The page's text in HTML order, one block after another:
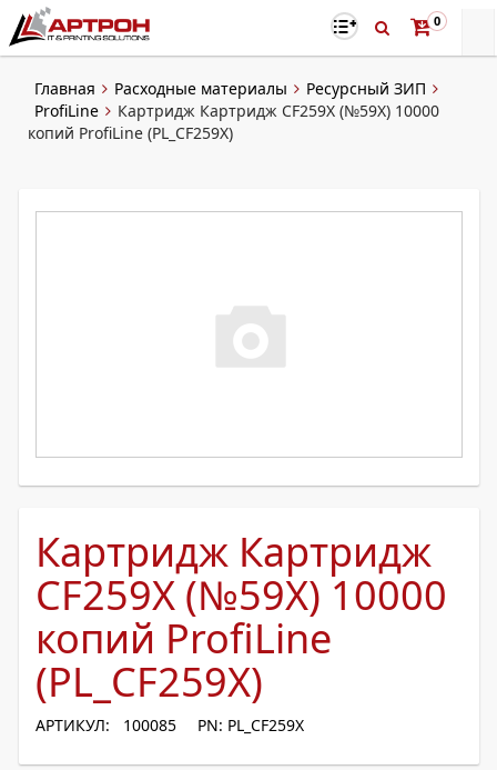
0
Главная Расходные материалы
Ресурсный ЗИП
ProfiLine
Картридж Картридж CF259X (№59X) 10000
копий ProfiLine (PL_CF259X)
Картридж Картридж
CF259X (№59X) 10000
копий ProfiLine
(PL_CF259X)
АРТИКУЛ: 100085 PN: PL_CF259X